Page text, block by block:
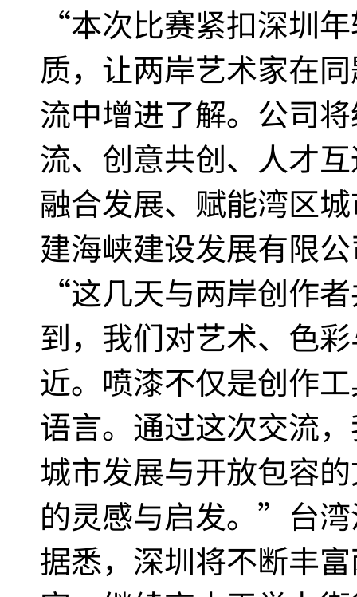
“本次比赛紧扣深圳
质，让两岸艺术家在
流中增进了解。公司
流、创意共创、人才
融合发展、赋能湾区
建海峡建设发展有限
“这几天与两岸创作
到，我们对艺术、色
近。喷漆不仅是创作
语言。通过这次交流
城市发展与开放包容
的灵感与启发。”台
据悉，深圳将不断丰